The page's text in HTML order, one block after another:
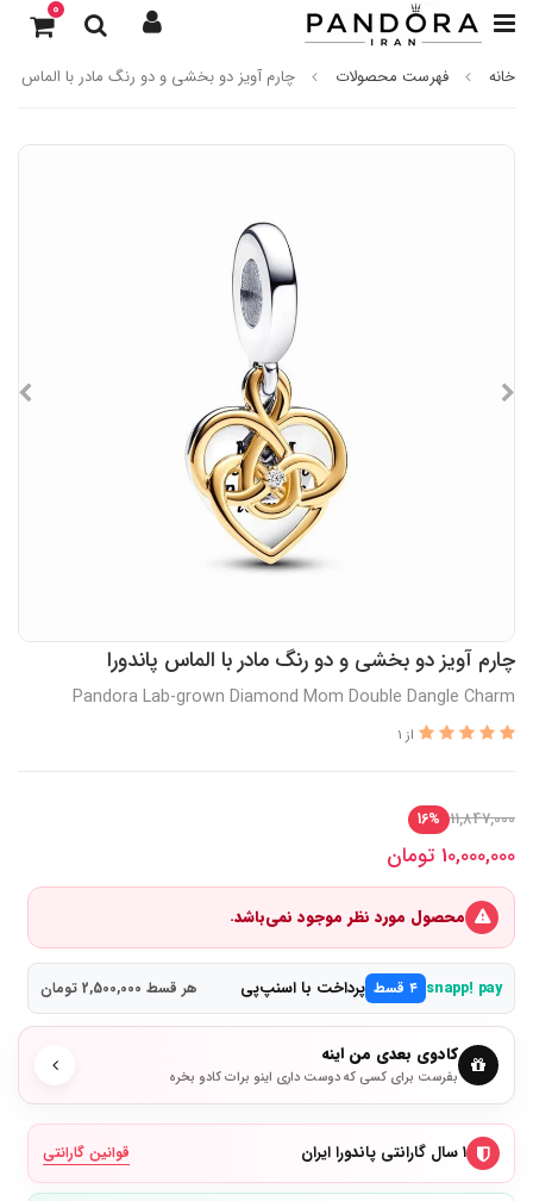
0
خانه فهرست محصولات چارم آویز دو بخشی و دو رنگ مادر با الماس
چارم آویز دو بخشی و دو رنگ مادر با الماس پاندورا
Pandora Lab-grown Diamond Mom Double Dangle Charm
از 1
11,847,000
16%
10,000,000 تومان
محصول مورد نظر موجود نمی‌باشد.
snapp! pay ۴ قسط پرداخت با اسنپ‌پی هر قسط 2,500,000 تومان
کادوی بعدی من اینه
بفرست برای کسی که دوست داری اینو برات کادو بخره
۱ سال گارانتی پاندورا ایران قوانین گارانتی